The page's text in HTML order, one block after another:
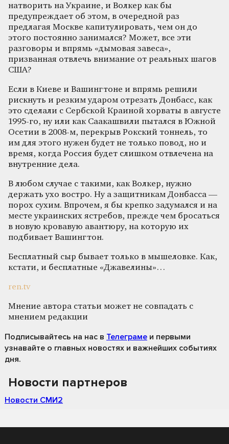
натворить на Украине, и Волкер как бы
предупреждает об этом, в очередной раз
предлагая Москве капитулировать, чем он до
этого постоянно занимался? Может, все эти
разговоры и впрямь «дымовая завеса»,
призванная отвлечь внимание от реальных шагов
США?
Если в Киеве и Вашингтоне и впрямь решили
рискнуть и резким ударом отрезать Донбасс, как
это сделали с Сербской Краиной хорваты в августе
1995-го, ну или как Саакашвили пытался в Южной
Осетии в 2008-м, перекрыв Рокский тоннель, то
им для этого нужен будет не только повод, но и
время, когда Россия будет слишком отвлечена на
внутренние дела.
В любом случае с такими, как Волкер, нужно
держать ухо востро. Ну а защитникам Донбасса —
порох сухим. Впрочем, я бы крепко задумался и на
месте украинских ястребов, прежде чем бросаться
в новую кровавую авантюру, на которую их
подбивает Вашингтон.
Бесплатный сыр бывает только в мышеловке. Как,
кстати, и бесплатные «Джавелины»…
ren.tv
Мнение автора статьи может не совпадать с
мнением редакции
Подписывайтесь на нас в Телеграме и первыми
узнавайте о главных новостях и важнейших событиях
дня.
Новости партнеров
Новости СМИ2